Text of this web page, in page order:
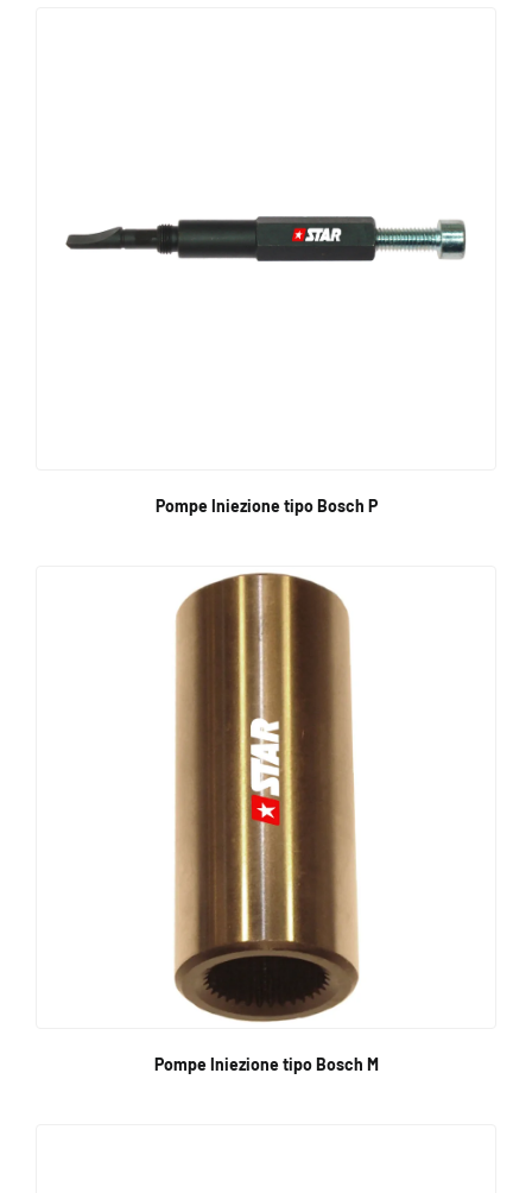
Pompe Iniezione tipo Bosch P
Pompe Iniezione tipo Bosch M